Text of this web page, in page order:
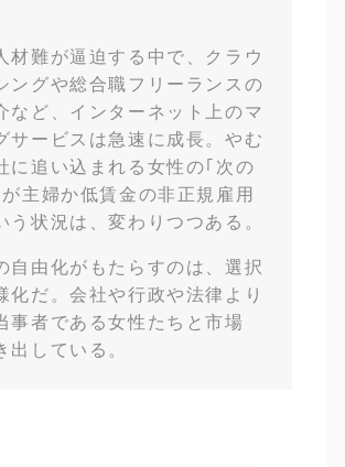
材難が逼迫する中で、クラウ
ングや総合職フリーランスの
など、インターネット上のマ
サービスは急速に成長。やむ
に追い込まれる女性の｢次の
主婦か低賃金の非正規雇用
う状況は、変わりつつある。
自由化がもたらすのは、選択
化だ。会社や行政や法律より
事者である女性たちと市場
出している。